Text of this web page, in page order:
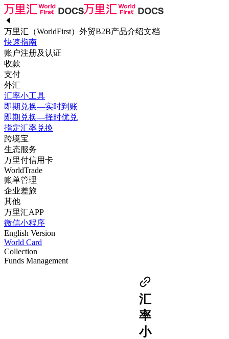
万里汇（WorldFirst）外贸B2B产品介绍文档
快速指南
账户注册及认证
收款
支付
外汇
汇率小工具
即期兑换—实时到账
即期兑换—择时优兑
指定汇率兑换
跨境宝
生态服务
万里付信用卡
WorldTrade
账单管理
企业差旅
其他
万里汇APP
微信小程序
English Version
World Card
Collection
Funds Management
汇
率
小